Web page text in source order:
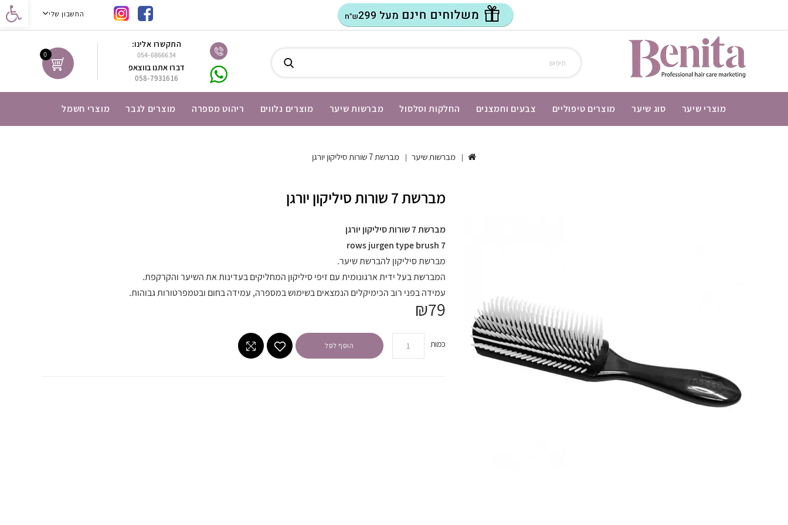
נגישות החשבון שלי
0
התקשרו אלינו:
054-6866634
דברו אתנו בווצאפ
058-7931616
מוצרי שיער סוג שיער מוצרים טיפוליים צבעים וחמצנים החלקות וסלסול מברשות שיער מוצרים נלווים ריהוט מספרה מוצרים לגבר מוצרי חשמל
מברשות שיער מברשת 7 שורות סיליקון יורגן
מברשת 7 שורות סיליקון יורגן
מברשת 7 שורות סיליקון יורגן
7 rows jurgen type brush
מברשת סיליקון להברשת שיער.
המברשת בעל ידית ארגונומית עם זיפי סיליקון המחליקים בעדינות את השיער והקרקפת.
עמידה בפני רוב הכימיקלים הנמצאים בשימוש במספרה, עמידה בחום ובטמפרטורות גבוהות.
₪79
כמות הוסף לסל